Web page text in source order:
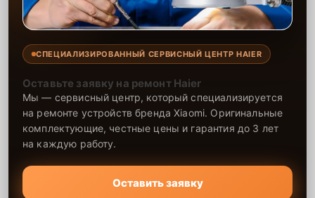
СПЕЦИАЛИЗИРОВАННЫЙ СЕРВИСНЫЙ ЦЕНТР HAIER
Оставьте заявку на ремонт Haier
Мы — сервисный центр, который специализируется
на ремонте устройств бренда Xiaomi. Оригинальные
комплектующие, честные цены и гарантия до 3 лет
на каждую работу.
Оставить заявку